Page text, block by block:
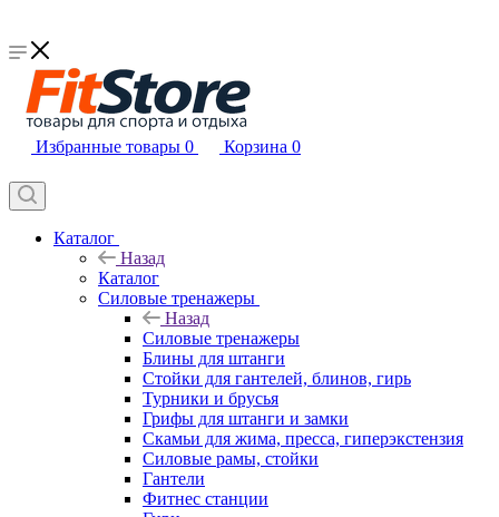
Избранные товары 0 Корзина 0
Каталог
Назад
Каталог
Силовые тренажеры
Назад
Силовые тренажеры
Блины для штанги
Стойки для гантелей, блинов, гирь
Турники и брусья
Грифы для штанги и замки
Скамьи для жима, пресса, гиперэкстензия
Силовые рамы, стойки
Гантели
Фитнес станции